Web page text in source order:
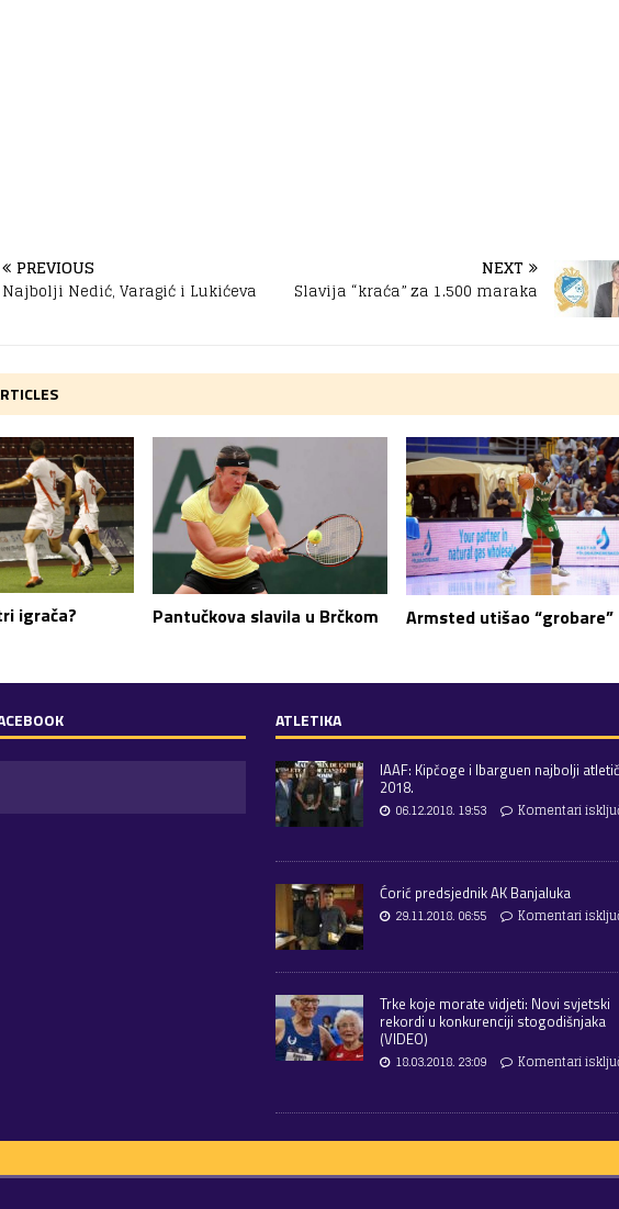
PREVIOUS
Najbolji Nedić, Varagić i Lukićeva
NEXT
Slavija “kraća” za 1.500 maraka
igrača? Pantučkova slavila u Brčkom Armsted utišao “grobare”
ATLETIKA
IAAF: Kipčoge i Ibarguen najbolji
2018.
06.12.2018. 19:53
Komentari
Ćorić predsjednik AK Banjaluka
29.11.2018. 06:55
Komentari
Trke koje morate vidjeti: Novi svjetski
rekordi u konkurenciji stogodišnjaka
(VIDEO)
18.03.2018. 23:09
Komentari